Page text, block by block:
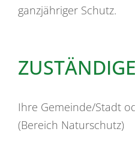
ganzjähriger Schutz.
Ihre Gemeinde/Stadt
(Bereich Naturschutz)